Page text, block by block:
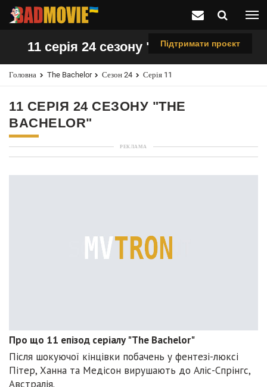
Підтримати проєкт
11 серія 24 сезону "The Bachelor"
Головна The Bachelor Сезон 24 Серія 11
11 СЕРІЯ 24 СЕЗОНУ "THE
BACHELOR"
РЕКЛАМА
Про що 11 епізод серіалу "The Bachelor"
Після шокуючої кінцівки побачень у фентезі-люксі
Пітер, Ханна та Медісон вирушають до Аліс-Спрінгс,
Австралія.